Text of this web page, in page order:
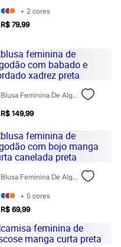
+ 2 cores
R$ 79,99
Blusa Feminina De Algodão Com Babado E Bordado Xadrez Preta
R$ 149,99
Blusa Feminina De Algodão Com Bojo Manga Curta Canelada Preta
+ 5 cores
R$ 69,99